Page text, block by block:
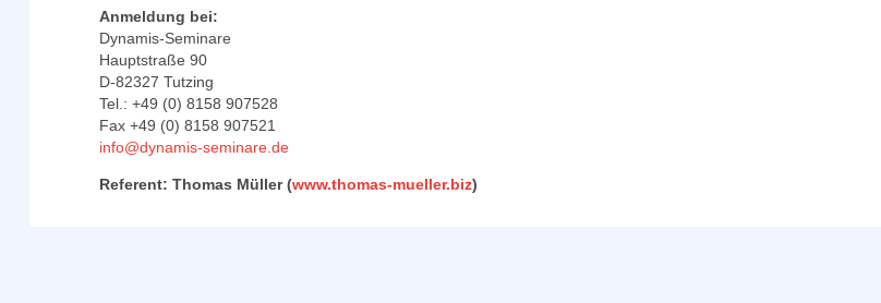
Anmeldung bei:
Dynamis-Seminare
Hauptstraße 90
D-82327 Tutzing
Tel.: +49 (0) 8158 907528
Fax +49 (0) 8158 907521
info@dynamis-seminare.de
Referent: Thomas Müller (www.thomas-mueller.biz)